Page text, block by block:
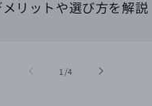
リットや選び方を解説
1 /の
4